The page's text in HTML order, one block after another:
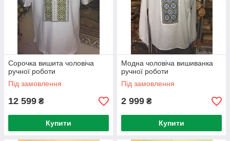
Сорочка вишита чоловіча
ручної роботи
Під замовлення
12 599 ₴
Купити
Модна чоловіча вишиванка
ручної роботи
Під замовлення
2 999 ₴
Купити